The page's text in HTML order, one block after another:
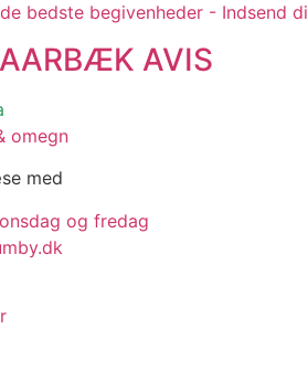
bedste begivenheder - Indsend
AVIS
omegn
med
og fredag